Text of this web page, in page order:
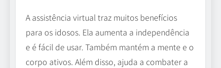
A assistência virtual traz muitos benefícios
para os idosos. Ela aumenta a independência
e é fácil de usar. Também mantém a mente e o
corpo ativos. Além disso, ajuda a combater a